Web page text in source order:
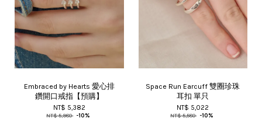
Embraced by Hearts 愛心排
鑽開口戒指【預購】
NT$ 5,382
NT$ 5,980 -10%
Space Run Earcuff 雙圈珍珠
耳扣 單只
NT$ 5,022
NT$ 5,580 -10%